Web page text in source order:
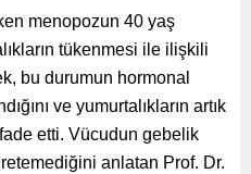
menopozun 40 yaş
tükenmesi ile ilişkili
bu durumun hormonal
ve yumurtalıkların artık
etti. Vücudun gebelik
anlatan Prof. Dr.